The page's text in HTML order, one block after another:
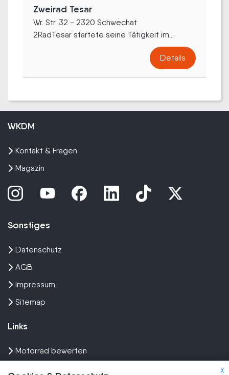
Zweirad Tesar
Wr. Str. 32 - 2320 Schwechat
2RadTesar startete seine Tätigkeit im...
Details
X
WKDM
Kontakt & Fragen
Magazin
Sonstiges
Datenschutz
AGB
Impressum
Sitemap
Links
Motorrad bewerten